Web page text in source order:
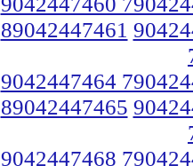
89042447461
9042447464
89042447465
9042447468